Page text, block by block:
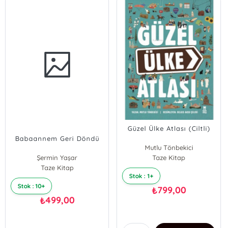
Babaannem Geri Döndü
Şermin Yaşar
Taze Kitap
Stok : 10+
₺499,00
Güzel Ülke Atlası (Ciltli)
Mutlu Tönbekici
Taze Kitap
Stok : 1+
₺799,00